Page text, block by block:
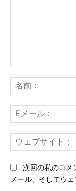
ン
ト：
次回の私のコメ
メール、そしてウ